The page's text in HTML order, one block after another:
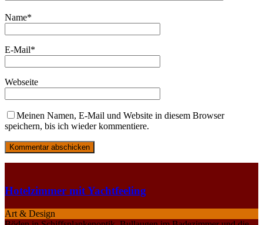
Name*
E-Mail*
Webseite
Meinen Namen, E-Mail und Website in diesem Browser
speichern, bis ich wieder kommentiere.
Hotelzimmer mit Yachtfeeling
Art & Design